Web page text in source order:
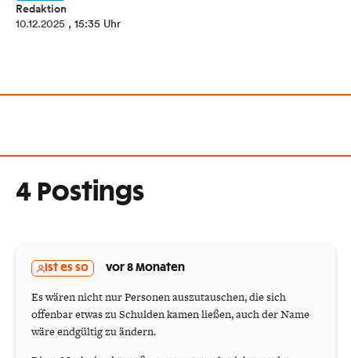
Redaktion
10.12.2025 , 15:35 Uhr
4 Postings
Ist es so vor 8 Monaten
Es wären nicht nur Personen auszutauschen, die sich
offenbar etwas zu Schulden kamen ließen, auch der Name
wäre endgültig zu ändern.